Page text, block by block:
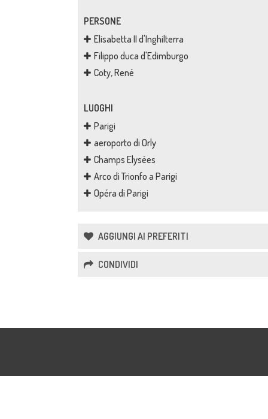
PERSONE
Elisabetta II d'Inghilterra
Filippo duca d'Edimburgo
Coty, René
LUOGHI
Parigi
aeroporto di Orly
Champs Elysées
Arco di Trionfo a Parigi
Opéra di Parigi
AGGIUNGI AI PREFERITI
CONDIVIDI